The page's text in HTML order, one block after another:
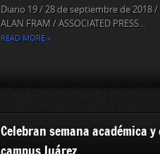
Diario 19 / 28 de septiembre de 2018
ALAN FRAM / ASSOCIATED PRESS...
READ MORE »
Celebran semana académica
campus Juárez